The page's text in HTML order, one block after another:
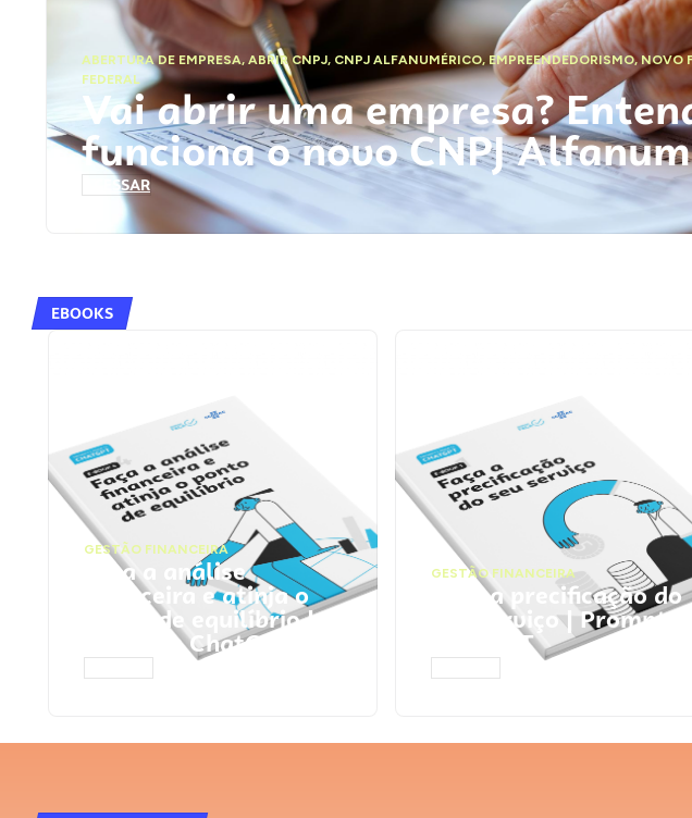
ABERTURA DE EMPRESA,ABRIR CNPJ, CNPJ ALFANUMÉRICO, EMPREENDEDORISMO,NOVO
FEDERAL
Vai abrir uma empresa?
funciona o novo CNPJ
ACESSAR
EBOOKS
GESTÃO FINANCEIRA
Faça a análise
financeira e atinja o
ponto de equilíbrio |
Prompts ChatGPT
GESTÃO FINANCEIRA
Faça a precificação do
seu serviço | Prompts
ChatGPT